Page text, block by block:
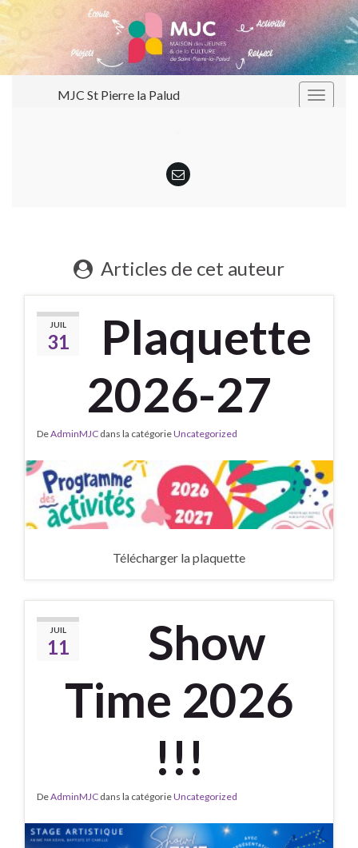
Toggle
MJC St Pierre la Palud
Articles de cet auteur
JUIL
31
Plaquette
2026-27
DeAdminMJC dans la catégorieUncategorized
Télécharger la plaquette
JUIL
11
Show
Time 2026
!!!
DeAdminMJC dans la catégorieUncategorized